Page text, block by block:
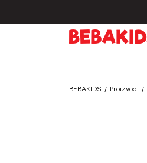
BEBAKIDS Proizvodi